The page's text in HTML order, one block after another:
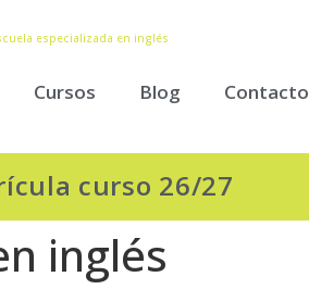
especializada en inglés
Cursos Blog Contacto
curso 26/27
inglés